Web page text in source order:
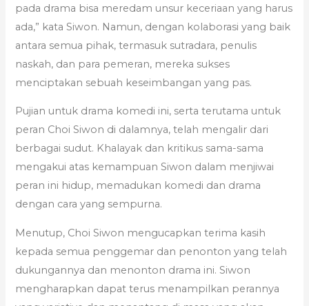
pada drama bisa meredam unsur keceriaan yang harus
ada,” kata Siwon. Namun, dengan kolaborasi yang baik
antara semua pihak, termasuk sutradara, penulis
naskah, dan para pemeran, mereka sukses
menciptakan sebuah keseimbangan yang pas.
Pujian untuk drama komedi ini, serta terutama untuk
peran Choi Siwon di dalamnya, telah mengalir dari
berbagai sudut. Khalayak dan kritikus sama-sama
mengakui atas kemampuan Siwon dalam menjiwai
peran ini hidup, memadukan komedi dan drama
dengan cara yang sempurna.
Menutup, Choi Siwon mengucapkan terima kasih
kepada semua penggemar dan penonton yang telah
dukungannya dan menonton drama ini. Siwon
mengharapkan dapat terus menampilkan perannya